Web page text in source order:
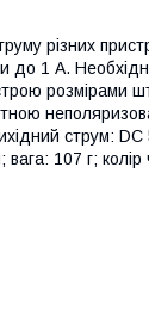
різних
до 1 А.
розмірами
струм:
107 г; колір